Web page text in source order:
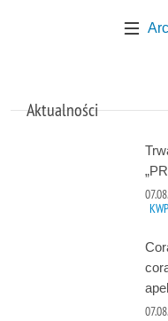
Aktualności